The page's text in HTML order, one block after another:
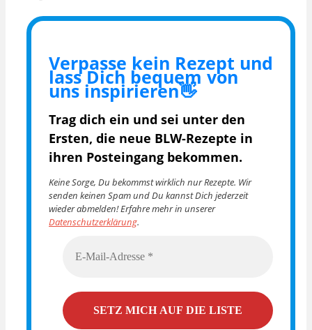
Verpasse kein Rezept und
lass Dich bequem von
uns inspirieren👋
Trag dich ein und sei unter den
Ersten, die neue BLW-Rezepte in
ihren Posteingang bekommen.
Keine Sorge, Du bekommst wirklich nur Rezepte. Wir
senden keinen Spam und Du kannst Dich jederzeit
wieder abmelden! Erfahre mehr in unserer
Datenschutzerklärung.